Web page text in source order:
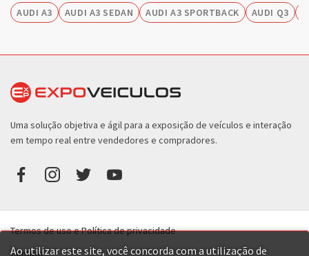
AUDI A3 AUDI A3 SEDAN AUDI A3 SPORTBACK AUDI Q3
Ao utilizar este site, você concorda com a utilização de
Uma solução objetiva e ágil para a exposição de veículos e interação
em tempo real entre vendedores e compradores.
Termos de uso e Política de privacidade
Contato